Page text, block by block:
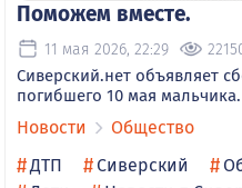
Поможем вместе.
11 мая 2026, 22:29
Сиверский.нет объявляет
погибшего 10 мая мальчика.
Новости Общество
#ДТП # Сиверский #